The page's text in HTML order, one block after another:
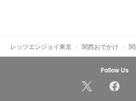
レッツエンジョイ東京 関西おでかけ
Follow Us